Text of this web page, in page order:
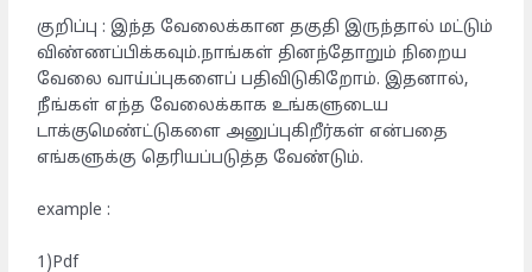
குறிப்பு : இந்த வேலைக்கான தகுதி இருந்தால் மட்டும்
விண்ணப்பிக்கவும்.நாங்கள் தினந்தோறும் நிறைய
வேலை வாய்ப்புகளைப் பதிவிடுகிறோம். இதனால்,
நீங்கள் எந்த வேலைக்காக உங்களுடைய
டாக்குமெண்ட்டுகளை அனுப்புகிறீர்கள் என்பதை
எங்களுக்கு தெரியப்படுத்த வேண்டும்.
example :
1)Pdf